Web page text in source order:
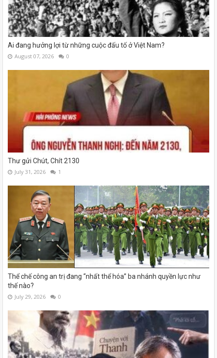
Ai đang hưởng lợi từ những cuộc đấu tố ở Việt Nam?
August 07, 2026 0
Thư gửi Chút, Chít 2130
July 31, 2026 1
Thể chế công an trị đang “nhất thể hóa” ba nhánh quyền lực như
thế nào?
July 29, 2026 0